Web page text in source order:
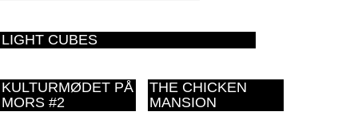
LIGHT CUBES
KULTURMØDET PÅ
MORS #2
THE CHICKEN
MANSION